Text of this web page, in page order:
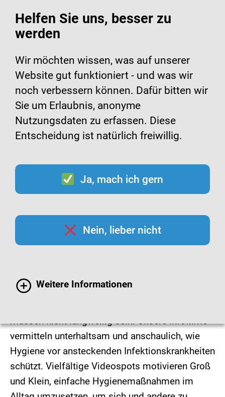
Helfen Sie uns, besser zu
werden
Wir möchten wissen, was auf unserer
Website gut funktioniert - und was wir
noch verbessern können. Dafür bitten wir
Sie um Erlaubnis, anonyme
Nutzungsdaten zu erfassen. Diese
Entscheidung ist natürlich freiwillig.
Ja, mach ich gern
Nein, lieber nicht
Weitere Informationen
Filme rund um
Infektionsschutz und
Hygiene
Infektionskrankheiten –
anschaulich und
müssen nicht langweilig sein: Unsere Infofilme
vermitteln unterhaltsam und anschaulich, wie
Hygiene vor ansteckenden Infektionskrankheiten
schützt. Vielfältige Videospots motivieren Groß
und Klein, einfache Hygienemaßnahmen im